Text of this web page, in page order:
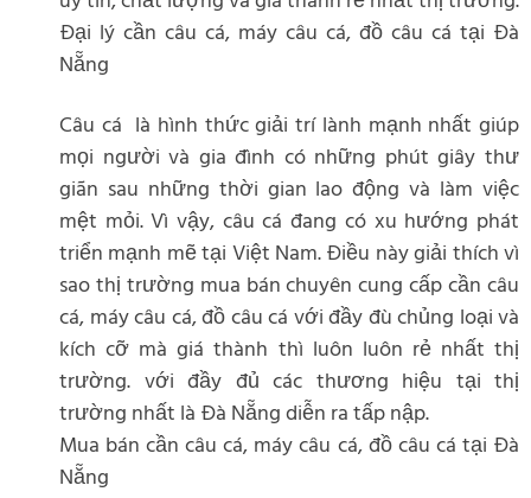
Đại lý cần câu cá, máy câu cá, đồ câu cá tại Đà
Nẵng
Câu cá là hình thức giải trí lành mạnh nhất giúp
mọi người và gia đình có những phút giây thư
giãn sau những thời gian lao động và làm việc
mệt mỏi. Vì vậy, câu cá đang có xu hướng phát
triển mạnh mẽ tại Việt Nam. Điều này giải thích vì
sao thị trường mua bán chuyên cung cấp cần câu
cá, máy câu cá, đồ câu cá với đầy đù chủng loại và
kích cỡ mà giá thành thì luôn luôn rẻ nhất thị
trường. với đầy đủ các thương hiệu tại thị
trường nhất là Đà Nẵng diễn ra tấp nập.
Mua bán cần câu cá, máy câu cá, đồ câu cá tại Đà
Nẵng